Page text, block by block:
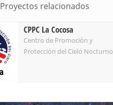
Proyectos relacionados
CPPC La Cocosa
Centro de Promoción y
Protección del Cielo Nocturno